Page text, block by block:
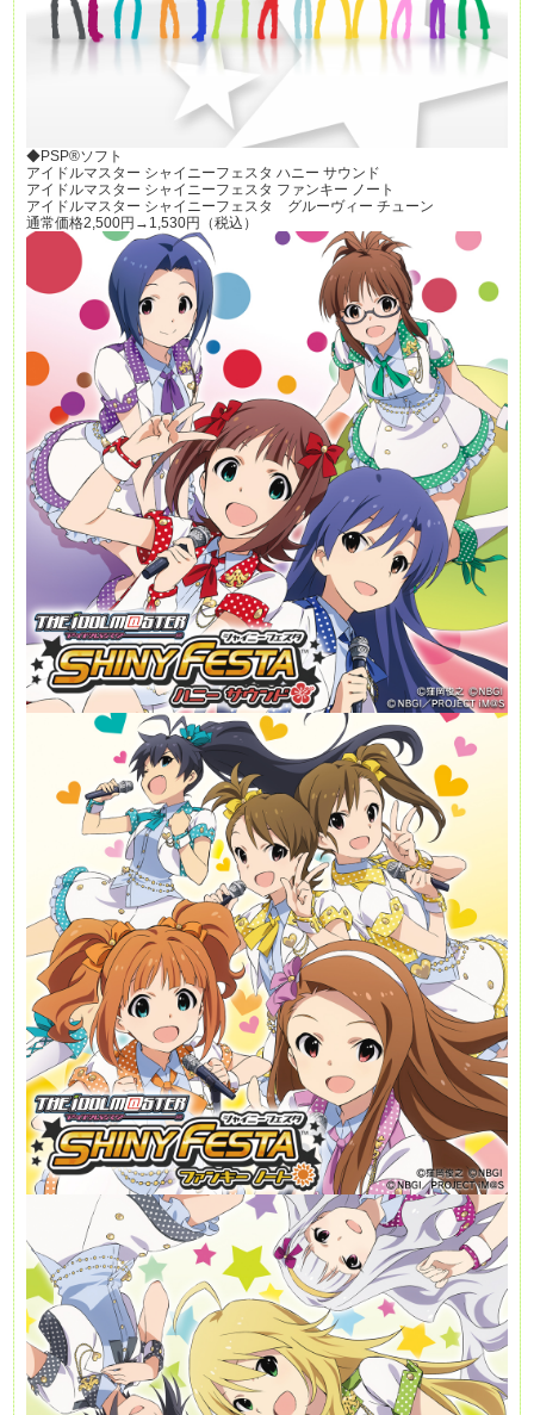
◆PSP®ソフト
アイドルマスター シャイニーフェスタ ハニー サウンド
アイドルマスター シャイニーフェスタ ファンキー ノート
アイドルマスター シャイニーフェスタ グルーヴィー チューン
通常価格2,500円→1,530円（税込）